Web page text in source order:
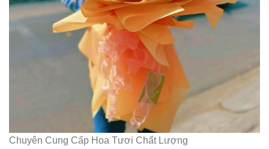
Chuyên Cung Cấp Hoa Tươi Chất Lượng